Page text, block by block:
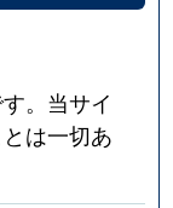
。当サイ
は一切あ